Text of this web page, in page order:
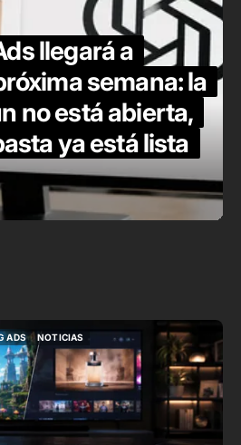
llegará a
semana: la
no está abierta,
ya está lista
ADS
ADS
NOTICIAS
NOTICIAS